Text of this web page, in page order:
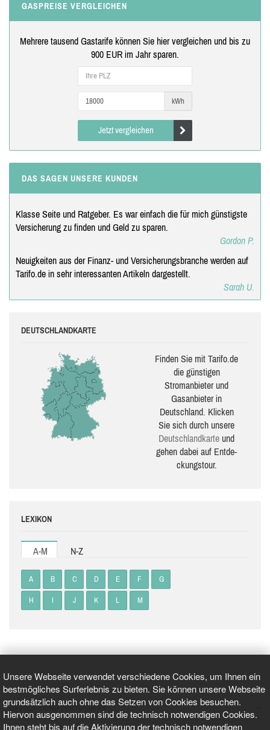
Unsere Webseite verwendet verschiedene Cookies, um Ihnen ein
bestmögliches Surferlebnis zu bieten. Sie können unsere Webseite
grundsätzlich auch ohne das Setzen von Cookies besuchen.
Hiervon ausgenommen sind die technisch notwendigen Cookies.
Ihnen steht bis auf die Aktivierung der technisch notwendigen
GASPREISE VERGLEICHEN
Mehrere tausend Gastarife können Sie hier vergleichen und bis zu
900 EUR im Jahr sparen.
kWh
Jetzt vergleichen
DAS SAGEN UNSERE KUNDEN
Klasse Seite und Ratgeber. Es war einfach die für mich günstigste
Versicherung zu finden und Geld zu sparen.
Gordon P.
Neuigkeiten aus der Finanz- und Versicherungsbranche werden auf
Tarifo.de in sehr interessanten Artikeln dargestellt.
Sarah U.
DEUTSCHLANDKARTE
Finden Sie mit Tarifo.de
die güns­ti­gen
Stromanbieter und
Gasanbieter in
Deutschland. Klicken
Sie sich durch unsere
Deutsch­land­karte und
gehen dabei auf Ent­de­
ckungs­tour.
LEXIKON
A-M N-Z
A B C D E F G
H I J K L M
GEPRÜFT UND ZERTIFIZIERT